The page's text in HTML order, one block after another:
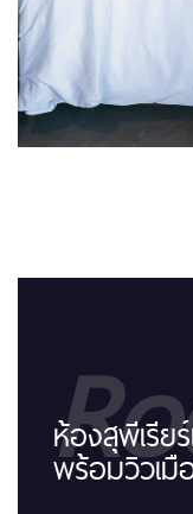
ห้องสุพีเรีย
พร้อมวิวเมื